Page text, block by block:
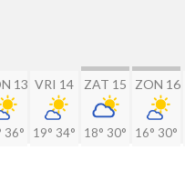
13
36°
VRI 14
19° 34°
ZAT 15
18° 30°
ZON 16
16° 30°